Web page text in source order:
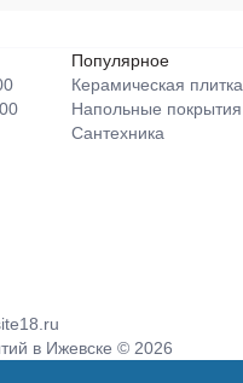
Популярное
Керамическая плитка
Напольные покрытия
Сантехника
в Ижевске © 2026